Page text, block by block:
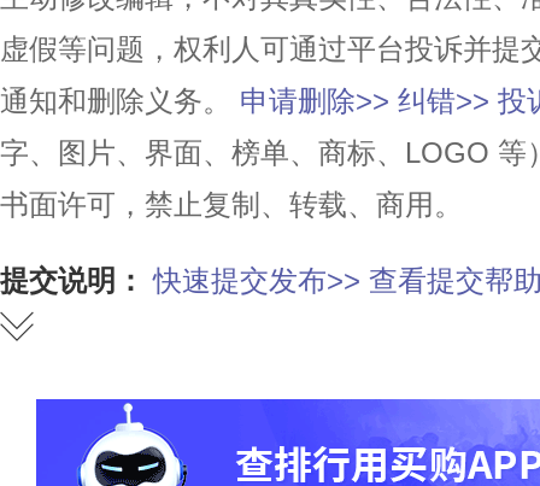
虚假等问题，权利人可通过平台投诉并提
通知和删除义务。
申请删除>> 纠错>> 投
字、图片、界面、榜单、商标、LOGO
书面许可，禁止复制、转载、商用。
提交说明： 快速提交发布>> 查看提交帮